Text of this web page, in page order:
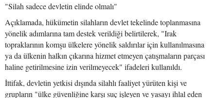
"Silah sadece devletin elinde olmalı"
Açıklamada, hükümetin silahların devlet tekelinde toplanmasına
yönelik adımlarına tam destek verildiği belirtilerek, "Irak
topraklarının komşu ülkelere yönelik saldırılar için kullanılmasına
ya da ülkenin halkın çıkarına hizmet etmeyen çatışmaların parçası
haline getirilmesine izin verilmeyecek" ifadeleri kullanıldı.
İttifak, devletin yetkisi dışında silahlı faaliyet yürüten kişi ve
grupların "ülke güvenliğine karşı suç işleyen ve yasayı ihlal eden